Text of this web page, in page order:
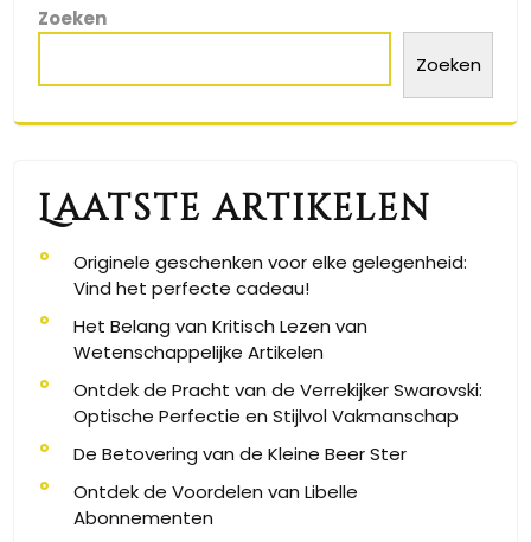
Zoeken
Zoeken
Laatste artikelen
Originele geschenken voor elke gelegenheid:
Vind het perfecte cadeau!
Het Belang van Kritisch Lezen van
Wetenschappelijke Artikelen
Ontdek de Pracht van de Verrekijker Swarovski:
Optische Perfectie en Stijlvol Vakmanschap
De Betovering van de Kleine Beer Ster
Ontdek de Voordelen van Libelle
Abonnementen